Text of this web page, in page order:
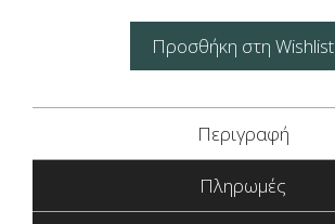
Πλέγμα
Apimax
Προσθήκη στη Wishlist
Περιγραφή
Πληρωμές